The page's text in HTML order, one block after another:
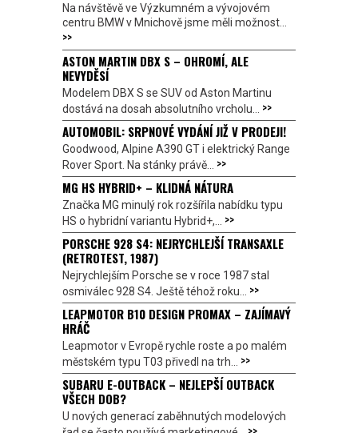
Na návštěvě ve Výzkumném a vývojovém
centru BMW v Mnichově jsme měli možnost...
>>
ASTON MARTIN DBX S – OHROMÍ, ALE
NEVYDĚSÍ
Modelem DBX S se SUV od Aston Martinu
dostává na dosah absolutního vrcholu... >>
AUTOMOBIL: SRPNOVÉ VYDÁNÍ JIŽ V PRODEJI!
Goodwood, Alpine A390 GT i elektrický Range
Rover Sport. Na stánky právě... >>
MG HS HYBRID+ – KLIDNÁ NÁTURA
Značka MG minulý rok rozšířila nabídku typu
HS o hybridní variantu Hybrid+,... >>
PORSCHE 928 S4: NEJRYCHLEJŠÍ TRANSAXLE
(RETROTEST, 1987)
Nejrychlejším Porsche se v roce 1987 stal
osmiválec 928 S4. Ještě téhož roku... >>
LEAPMOTOR B10 DESIGN PROMAX – ZAJÍMAVÝ
HRÁČ
Leapmotor v Evropě rychle roste a po malém
městském typu T03 přivedl na trh... >>
SUBARU E-OUTBACK – NEJLEPŠÍ OUTBACK
VŠECH DOB?
U nových generací zaběhnutých modelových